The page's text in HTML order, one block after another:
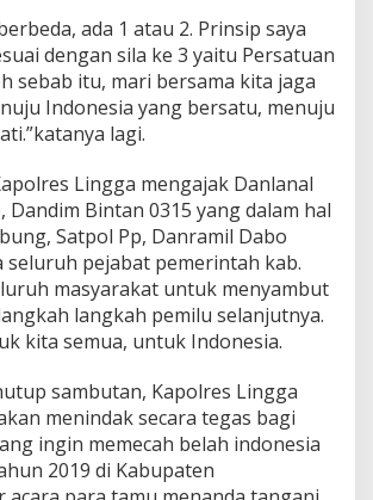
ada 1 atau 2. Prinsip saya
dengan sila ke 3 yaitu Persatuan
sebab itu, mari bersama kita jaga
Indonesia yang bersatu, menuju
lagi.
Lingga mengajak Danlanal
Dandim Bintan 0315 yang dalam hal
Satpol Pp, Danramil Dabo
seluruh pejabat pemerintah kab.
masyarakat untuk menyambut
langkah pemilu selanjutnya.
kita semua, untuk Indonesia.
sambutan, Kapolres Lingga
menindak secara tegas bagi
ingin memecah belah indonesia
2019 di Kabupaten